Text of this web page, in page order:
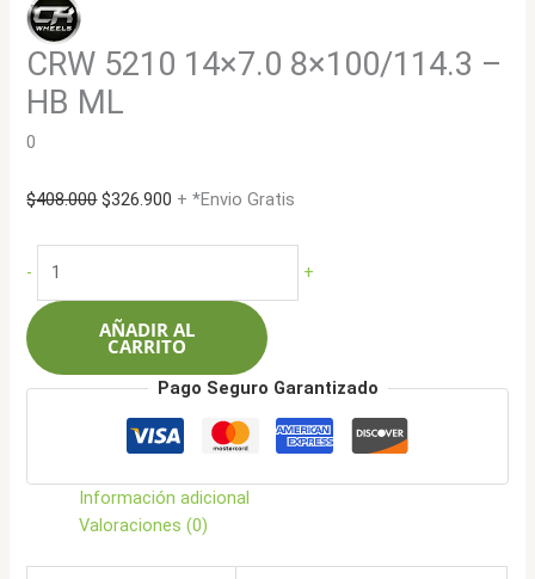
CRW 5210 14×7.0 8×100/114.3 –
HB ML
0
$408.000El
original
$408.000.
$326.900 El
actual
$326.900.
+ *Envio Gratis
-
5210
14x7.0
8x100/114.3
-
HB
+
AÑADIR AL
CARRITO
Pago Seguro Garantizado
Información adicional
Valoraciones (0)